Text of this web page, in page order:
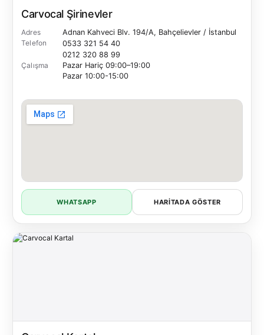
Carvocal Şirinevler
Adres
Adnan Kahveci Blv. 194/A, Bahçelievler / İstanbul
Telefon
0533 321 54 40
0212 320 88 99
Çalışma
Pazar Hariç 09:00–19:00
Pazar 10:00-15:00
WHATSAPP HARITADA GÖSTER